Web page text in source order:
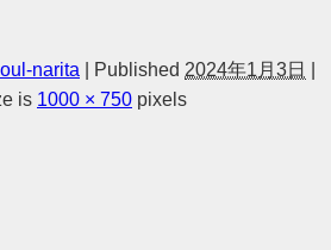
narita Published 2024年1月3日
is 1000 × 750 pixels